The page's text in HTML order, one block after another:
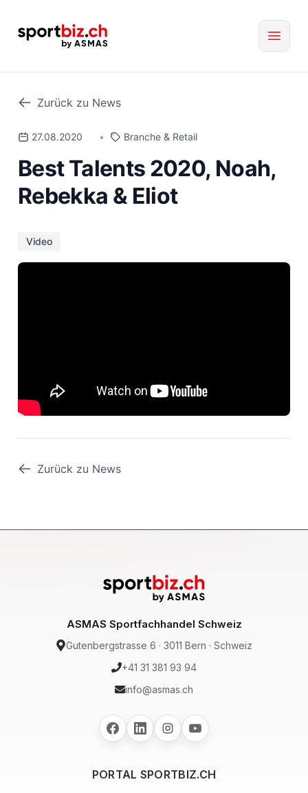
Zurück zu News
27.08.2020 • Branche & Retail
Best Talents 2020, Noah,
Rebekka & Eliot
Video
Zurück zu News
ASMAS Sportfachhandel Schweiz
Gutenbergstrasse 6 · 3011 Bern · Schweiz
+41 31 381 93 94
info@asmas.ch
PORTAL SPORTBIZ.CH